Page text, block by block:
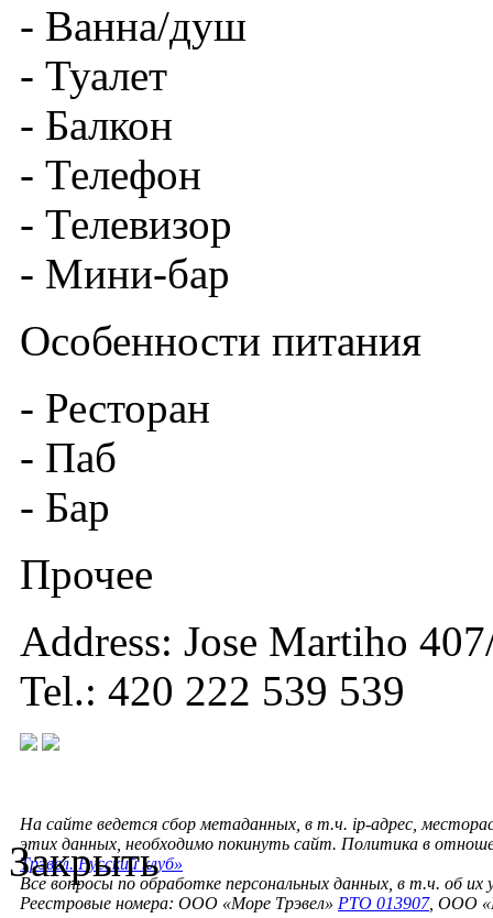
- Ванна/душ
- Туалет
- Балкон
- Телефон
- Телевизор
- Мини-бар
Особенности питания
- Ресторан
- Паб
- Бар
Прочее
Address: Jose Martiho
Tel.: 420 222 539 539
На сайте ведется сбор метаданных, в т.ч. ip-адрес,
этих данных, необходимо покинуть сайт. Политика в
Трэвел. Русский клуб»
Все вопросы по обработке персональных данных, в т.ч. об их
Реестровые номера: ООО «Море Трэвел» РТО 013907, ООО
Закрыть